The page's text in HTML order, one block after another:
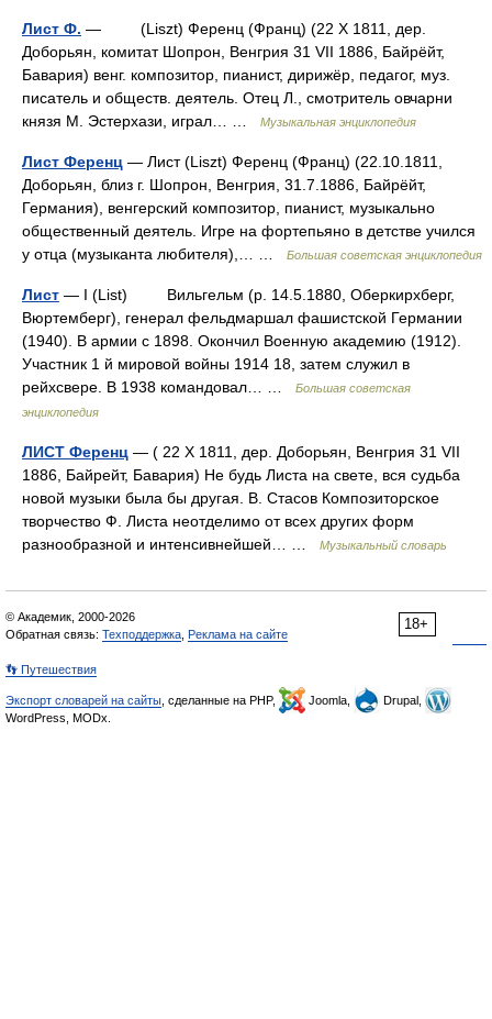
Лист Ф. — (Liszt) Ференц (Франц) (22 X 1811, дер.
Доборьян, комитат Шопрон, Венгрия 31 VII 1886, Байрёйт,
Бавария) венг. композитор, пианист, дирижёр, педагог, муз.
писатель и обществ. деятель. Отец Л., смотритель овчарни
князя М. Эстерхази, играл… …
Музыкальная энциклопедия
Лист Ференц — Лист (Liszt) Ференц (Франц) (22.10.1811,
Доборьян, близ г. Шопрон, Венгрия, 31.7.1886, Байрёйт,
Германия), венгерский композитор, пианист, музыкально
общественный деятель. Игре на фортепьяно в детстве учился
у отца (музыканта любителя),… …
Большая советская энциклопедия
Лист — I (List) Вильгельм (р. 14.5.1880, Оберкирхберг,
Вюртемберг), генерал фельдмаршал фашистской Германии
(1940). В армии с 1898. Окончил Военную академию (1912).
Участник 1 й мировой войны 1914 18, затем служил в
рейхсвере. В 1938 командовал… …
Большая советская
энциклопедия
ЛИСТ Ференц — ( 22 X 1811, дер. Доборьян, Венгрия 31 VII
1886, Байрейт, Бавария) Не будь Листа на свете, вся судьба
новой музыки была бы другая. В. Стасов Композиторское
творчество Ф. Листа неотделимо от всех других форм
разнообразной и интенсивнейшей… …
Музыкальный словарь
18+
© Академик, 2000-2026
Обратная связь: Техподдержка Реклама на сайте
👣 Путешествия
Экспорт словарей на сайты , сделанные на PHP, Joomla,
Drupal,
WordPress, MODx.